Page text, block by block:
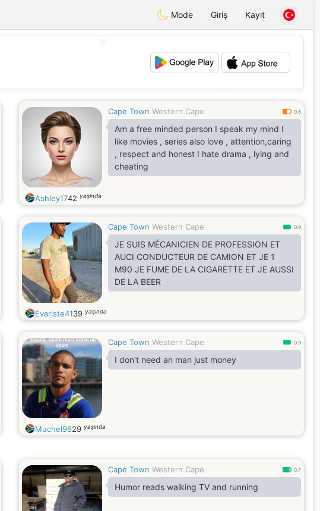
Mode Giriş Kayıt
Cape Town Western Cape 0.6
Am a free minded person I speak my mind I
like movies , series also love , attention,caring
, respect and honest I hate drama , lying and
cheating
Ashley1742 yaşında
Cape Town Western Cape 0.9
JE SUIS MÉCANICIEN DE PROFESSION ET
AUCI CONDUCTEUR DE CAMION ET JE 1
M90 JE FUME DE LA CIGARETTE ET JE AUSSI
DE LA BEER
Evariste4139 yaşında
Cape Town Western Cape 0.9
I don't need an man just money
Muchel9629 yaşında
Cape Town Western Cape 0.7
Humor reads walking TV and running